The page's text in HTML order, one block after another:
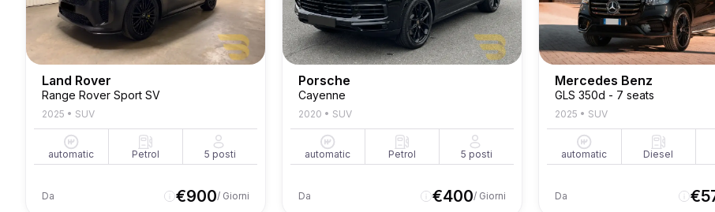
Land Rover
Range Rover Sport SV
2025 • SUV
automatic Petrol 5 posti
Da €900/ Giorni
Porsche
Cayenne
2020 • SUV
automatic Petrol 5 posti
Da €400/ Giorni
Mercedes Benz
GLS 350d - 7 seats
2025 • SUV
automatic Diesel
Da €